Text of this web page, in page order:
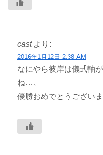
cast より:
2016年1月12日 2:38 AM
なにやら彼岸は儀式軸
ね…。
優勝おめでとうござい